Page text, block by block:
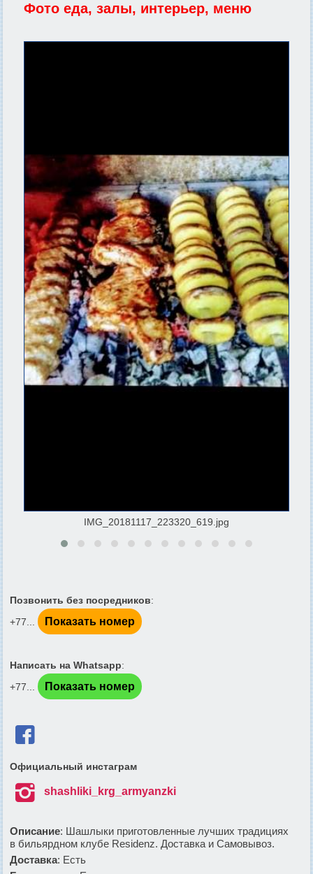
Фото еда, залы, интерьер, меню
IMG_20181117_223320_619.jpg
Позвонить без посредников:
+77...
Показать номер
Написать на Whatsapp:
+77...
Показать номер

Официальный инстаграм
 shashliki_krg_armyanzki
Описание: Шашлыки приготовленные лучших традициях
в бильярдном клубе Residenz. Доставкa и Самовывоз.
Доставка: Есть